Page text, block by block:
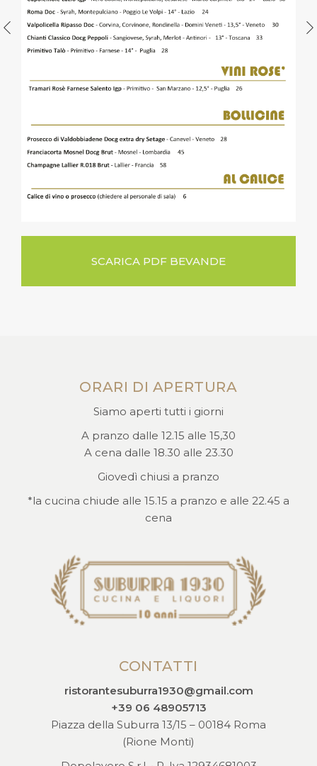
SCARICA PDF BEVANDE
ORARI DI APERTURA
Siamo aperti tutti i giorni
A pranzo dalle 12.15 alle 15,30
A cena dalle 18.30 alle 23.30
Giovedì chiusi a pranzo
*la cucina chiude alle 15.15 a pranzo e alle 22.45 a
cena
CONTATTI
ristorantesuburra1930@gmail.com
+39 06 48905713
Piazza della Suburra 13/15 – 00184 Roma
(Rione Monti)